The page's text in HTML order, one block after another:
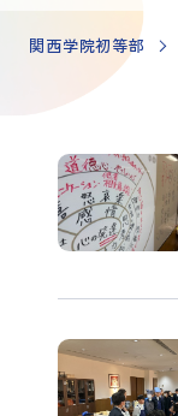
関西学院初等部